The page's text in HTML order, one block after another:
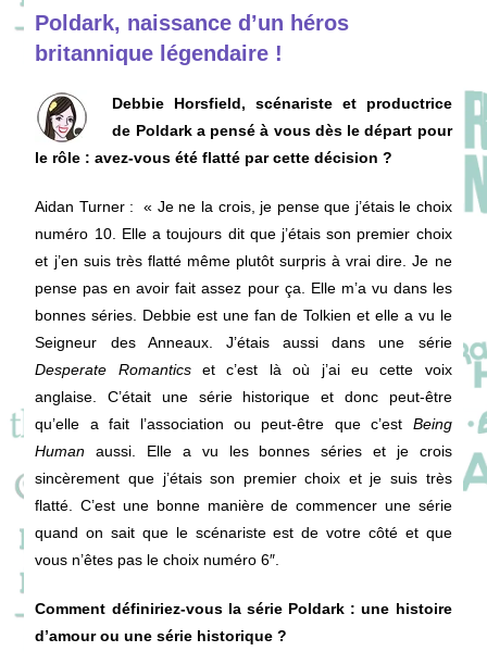
Poldark, naissance d’un héros
britannique légendaire !
Debbie Horsfield, scénariste et productrice
de Poldark a pensé à vous dès le départ pour
le rôle : avez-vous été flatté par cette décision ?
Aidan Turner: « Je ne la crois, je pense que j’étais le choix
numéro 10. Elle a toujours dit que j’étais son premier choix
et j’en suis très flatté même plutôt surpris à vrai dire. Je ne
pense pas en avoir fait assez pour ça. Elle m’a vu dans les
bonnes séries. Debbie est une fan de Tolkien et elle a vu le
Seigneur des Anneaux. J’étais aussi dans une série
Desperate Romanticset c’est là où j’ai eu cette voix
anglaise. C’était une série historique et donc peut-être
qu’elle a fait l’association ou peut-être que c’est Being
Human aussi. Elle a vu les bonnes séries et je crois
sincèrement que j’étais son premier choix et je suis très
flatté. C’est une bonne manière de commencer une série
quand on sait que le scénariste est de votre côté et que
vous n’êtes pas le choix numéro 6″.
Comment définiriez-vous la série Poldark : une histoire
d’amour ou une série historique ?